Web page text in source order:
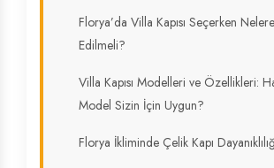
Florya’da Villa Kapısı Seçerken
Edilmeli?
Villa Kapısı Modelleri ve Özellikleri:
Model Sizin İçin Uygun?
Florya İkliminde Çelik Kapı